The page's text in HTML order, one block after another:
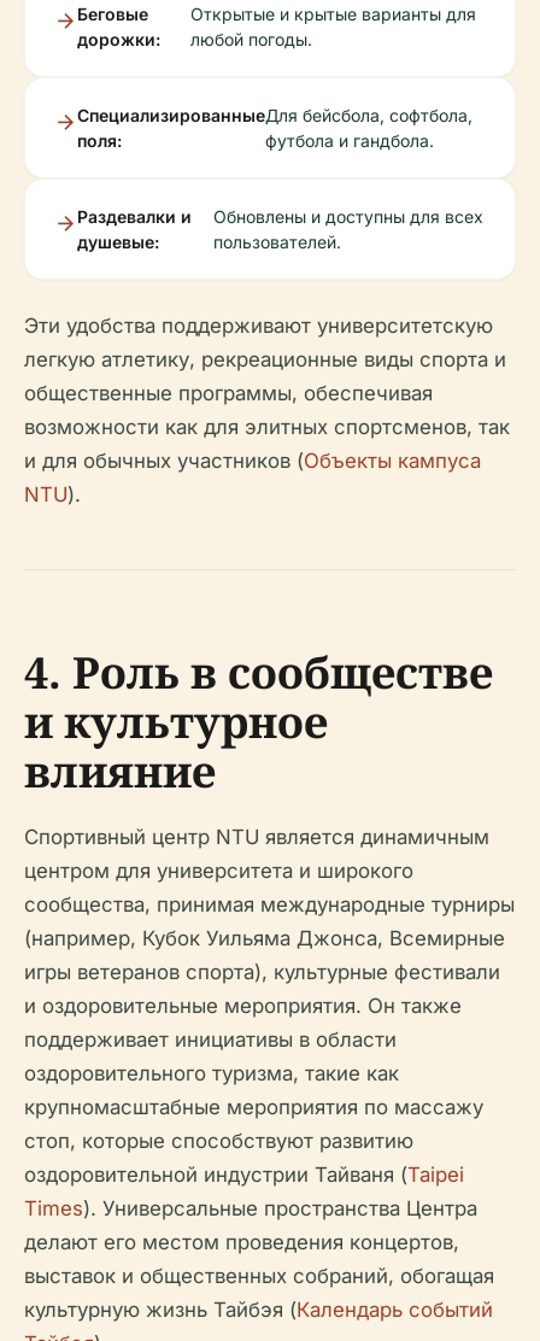
Беговые
дорожки:
Открытые и крытые варианты для
любой погоды.
Специализированные
поля:
Для бейсбола, софтбола,
футбола и гандбола.
Раздевалки и
душевые:
Обновлены и доступны для всех
пользователей.
Эти удобства поддерживают университетскую
легкую атлетику, рекреационные виды спорта и
общественные программы, обеспечивая
возможности как для элитных спортсменов, так
и для обычных участников (Объекты кампуса
NTU).
4. Роль в сообществе
и культурное
влияние
Спортивный центр NTU является динамичным
центром для университета и широкого
сообщества, принимая международные турниры
(например, Кубок Уильяма Джонса, Всемирные
игры ветеранов спорта), культурные фестивали
и оздоровительные мероприятия. Он также
поддерживает инициативы в области
оздоровительного туризма, такие как
крупномасштабные мероприятия по массажу
стоп, которые способствуют развитию
оздоровительной индустрии Тайваня (Taipei
Times). Универсальные пространства Центра
делают его местом проведения концертов,
выставок и общественных собраний, обогащая
культурную жизнь Тайбэя (Календарь событий